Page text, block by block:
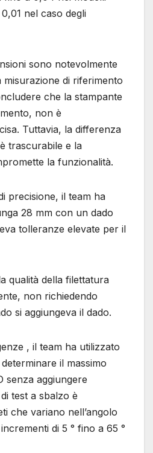
nel caso degli
sono notevolmente
di riferimento
che la stampante
non è
Tuttavia, la differenza
trascurabile e la
la funzionalità.
precisione, il team ha
28 mm con un dado
tolleranze elevate per il
qualità della filettatura
non richiedendo
si aggiungeva il dado.
, il team ha utilizzato
il massimo
senza aggiungere
test a sbalzo è
che variano nell’angolo
di 5 ° fino a 65 °